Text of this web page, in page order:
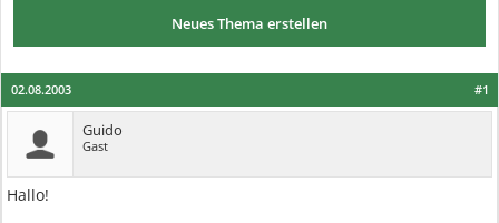
Neues Thema erstellen
#1
02.08.2003
Guido
Gast
Hallo!